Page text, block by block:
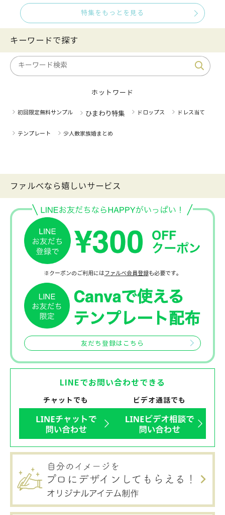
特集をもっとを見る
キーワードで探す
ホットワード
初回限定無料サンプル ひまわり特集 ドロップス ドレス当て
テンプレート 少人数家族婚まとめ
ファルべなら嬉しいサービス
※クーポンのご利用にはファルベ会員登録も必要です。
友だち登録はこちら
LINEでお問い合わせできる
チャットでも ビデオ通話でも